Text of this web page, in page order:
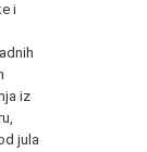
i
iz
jula